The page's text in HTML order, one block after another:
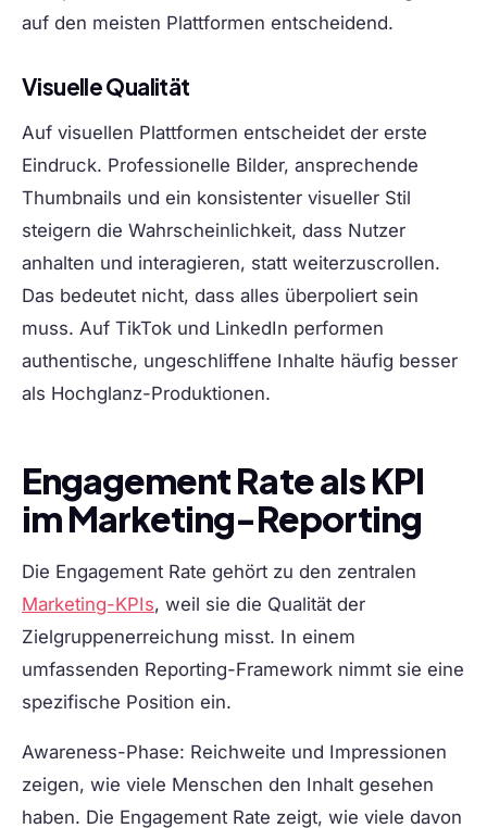
auf den meisten Plattformen entscheidend.
Visuelle Qualität
Auf visuellen Plattformen entscheidet der erste
Eindruck. Professionelle Bilder, ansprechende
Thumbnails und ein konsistenter visueller Stil
steigern die Wahrscheinlichkeit, dass Nutzer
anhalten und interagieren, statt weiterzuscrollen.
Das bedeutet nicht, dass alles überpoliert sein
muss. Auf TikTok und LinkedIn performen
authentische, ungeschliffene Inhalte häufig besser
als Hochglanz-Produktionen.
Engagement Rate als KPI
im Marketing-Reporting
Die Engagement Rate gehört zu den zentralen
Marketing-KPIs, weil sie die Qualität der
Zielgruppenerreichung misst. In einem
umfassenden Reporting-Framework nimmt sie eine
spezifische Position ein.
Awareness-Phase: Reichweite und Impressionen
zeigen, wie viele Menschen den Inhalt gesehen
haben. Die Engagement Rate zeigt, wie viele davon